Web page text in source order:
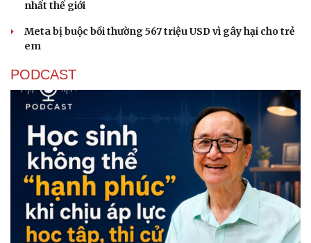
Ăn sạch sống khỏe
nhất thế giới
Meta bị buộc bồi thường 567 triệu USD vì gây hại cho trẻ
em
PODCAST